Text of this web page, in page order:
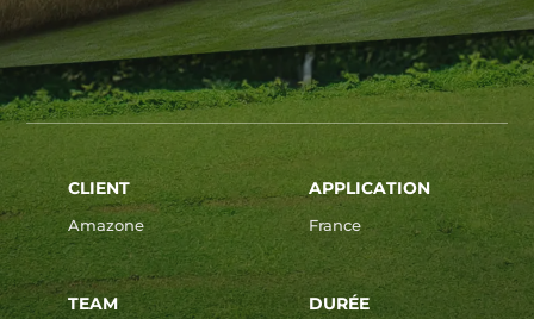
CLIENT
Amazone
APPLICATION
France
TEAM DURÉE